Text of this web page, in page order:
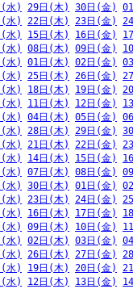
(水) 29日(木) 30日(金)
(水) 22日(木) 23日(金)
(水) 15日(木) 16日(金)
(水) 08日(木) 09日(金)
(水) 01日(木) 02日(金)
(水) 25日(木) 26日(金)
(水) 18日(木) 19日(金)
(水) 11日(木) 12日(金)
(水) 04日(木) 05日(金)
(水) 28日(木) 29日(金)
(水) 21日(木) 22日(金)
(水) 14日(木) 15日(金)
(水) 07日(木) 08日(金)
(水) 30日(木) 01日(金)
(水) 23日(木) 24日(金)
(水) 16日(木) 17日(金)
(水) 09日(木) 10日(金)
(水) 02日(木) 03日(金)
(水) 26日(木) 27日(金)
(水) 19日(木) 20日(金)
(水) 12日(木) 13日(金)